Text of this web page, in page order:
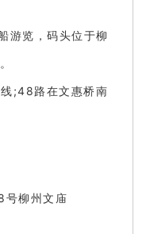
游览，码头位于柳
;48路在文惠桥南
号柳州文庙